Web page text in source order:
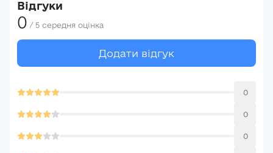
Відгуки
0 / 5 середня оцінка
Додати відгук
0
0
0